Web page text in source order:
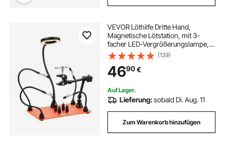
VEVOR Löthilfe Dritte Hand,
Magnetische Lötstation, mit 3-
facher LED-Vergrößerungslampe, 4
Leiterplattenhaltern & 360-Grad-
Heißluftpistolenhalter, Basisstation
für Reparaturen, Basteln & Hobby
(139)
4690€
Auf Lager.
Lieferung:sobald Di. Aug. 11
Zum Warenkorb hinzufügen